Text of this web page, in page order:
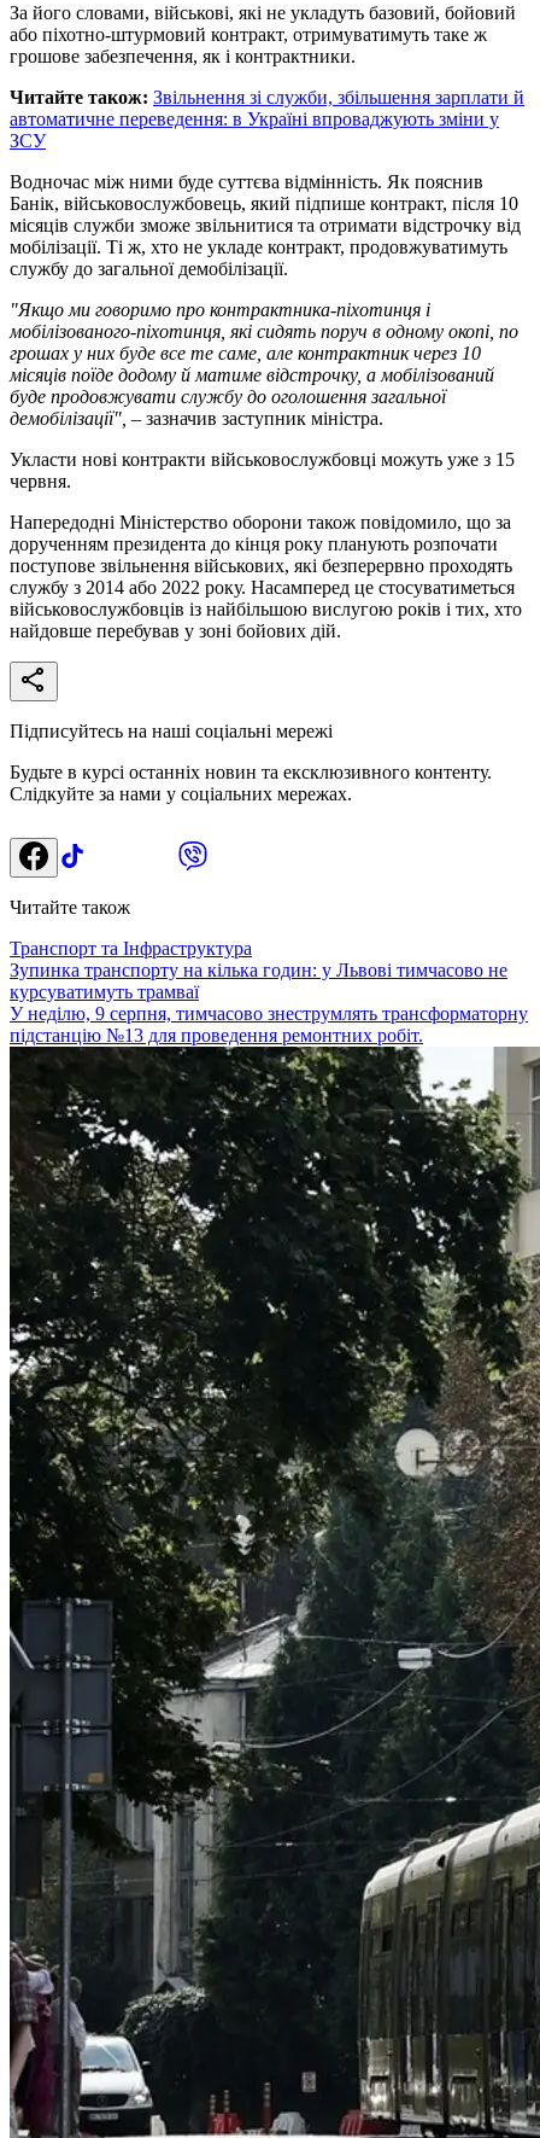
За його словами, військові, які не укладуть базовий, бойовий
або піхотно-штурмовий контракт, отримуватимуть таке ж
грошове забезпечення, як і контрактники.
Читайте також: Звільнення зі служби, збільшення зарплати й
автоматичне переведення: в Україні впроваджують зміни у
ЗСУ
Водночас між ними буде суттєва відмінність. Як пояснив
Банік, військовослужбовець, який підпише контракт, після 10
місяців служби зможе звільнитися та отримати відстрочку від
мобілізації. Ті ж, хто не укладе контракт, продовжуватимуть
службу до загальної демобілізації.
"Якщо ми говоримо про контрактника-піхотинця і
мобілізованого-піхотинця, які сидять поруч в одному окопі, по
грошах у них буде все те саме, але контрактник через 10
місяців поїде додому й матиме відстрочку, а мобілізований
буде продовжувати службу до оголошення загальної
демобілізації", – зазначив заступник міністра.
Укласти нові контракти військовослужбовці можуть уже з 15
червня.
Напередодні Міністерство оборони також повідомило, що за
дорученням президента до кінця року планують розпочати
поступове звільнення військових, які безперервно проходять
службу з 2014 або 2022 року. Насамперед це стосуватиметься
військовослужбовців із найбільшою вислугою років і тих, хто
найдовше перебував у зоні бойових дій.
Підписуйтесь на наші соціальні мережі
Будьте в курсі останніх новин та ексклюзивного контенту.
Слідкуйте за нами у соціальних мережах.
Читайте також
Транспорт та Інфраструктура
Зупинка транспорту на кілька годин: у Львові тимчасово не
курсуватимуть трамваї
У неділю, 9 серпня, тимчасово знеструмлять трансформаторну
підстанцію №13 для проведення ремонтних робіт.